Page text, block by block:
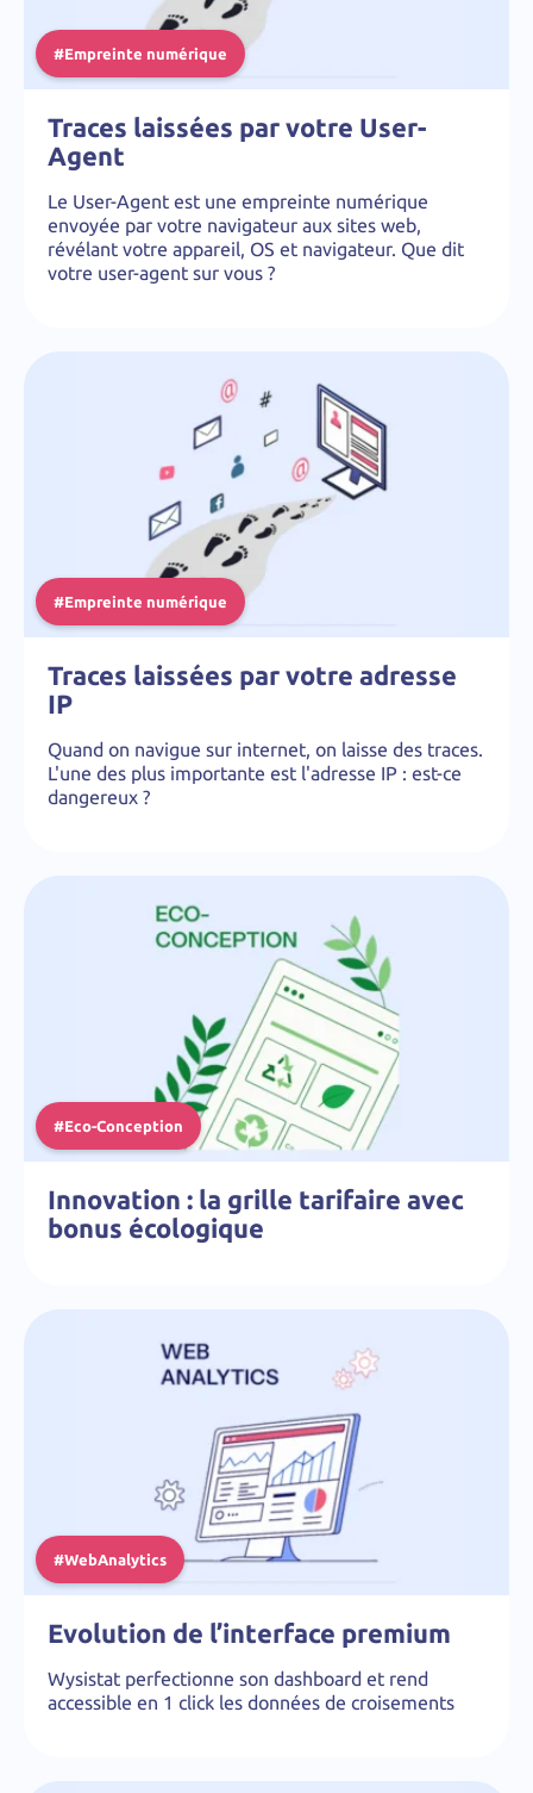
#Empreinte numérique
Traces laissées par votre User-
Agent
Le User-Agent est une empreinte numérique
envoyée par votre navigateur aux sites web,
révélant votre appareil, OS et navigateur. Que dit
votre user-agent sur vous ?
#Empreinte numérique
Traces laissées par votre adresse
IP
Quand on navigue sur internet, on laisse des traces.
L'une des plus importante est l'adresse IP : est-ce
dangereux ?
#Eco-Conception
Innovation : la grille tarifaire avec
bonus écologique
#WebAnalytics
Evolution de l’interface premium
Wysistat perfectionne son dashboard et rend
accessible en 1 click les données de croisements